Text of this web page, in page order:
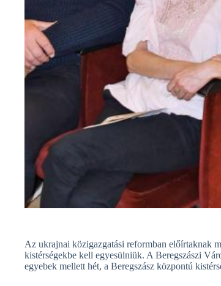
Az ukrajnai közigazgatási reformban előírtaknak
kistérségekbe kell egyesülniük. A Beregszászi
egyebek mellett hét, a Beregszász központú